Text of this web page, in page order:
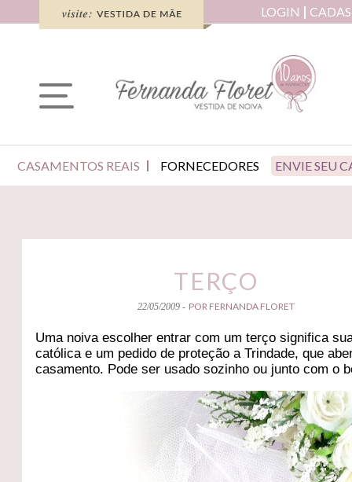
LOGIN
CASAMENTOS REAIS FORNECEDORES ENVIE SEU
TERÇO
22/05/2009 - POR FERNANDA FLORET
Uma noiva escolher entrar com um terço significa
católica e um pedido de proteção a Trindade, que
casamento. Pode ser usado sozinho ou junto com o